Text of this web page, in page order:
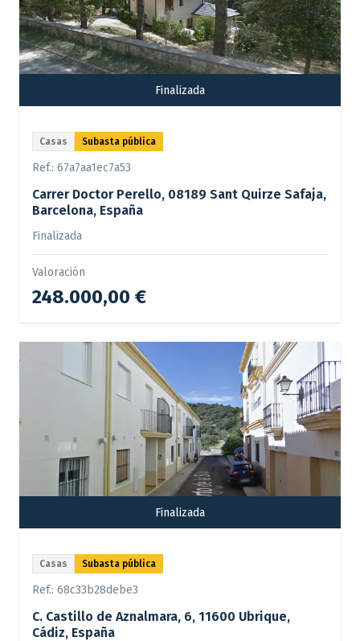
Finalizada
Casas Subasta pública
Ref.: 67a7aa1ec7a53
Carrer Doctor Perello, 08189 Sant Quirze Safaja,
Barcelona, España
Finalizada
Valoración
248.000,00 €
Finalizada
Casas Subasta pública
Ref.: 68c33b28debe3
C. Castillo de Aznalmara, 6, 11600 Ubrique,
Cádiz, España